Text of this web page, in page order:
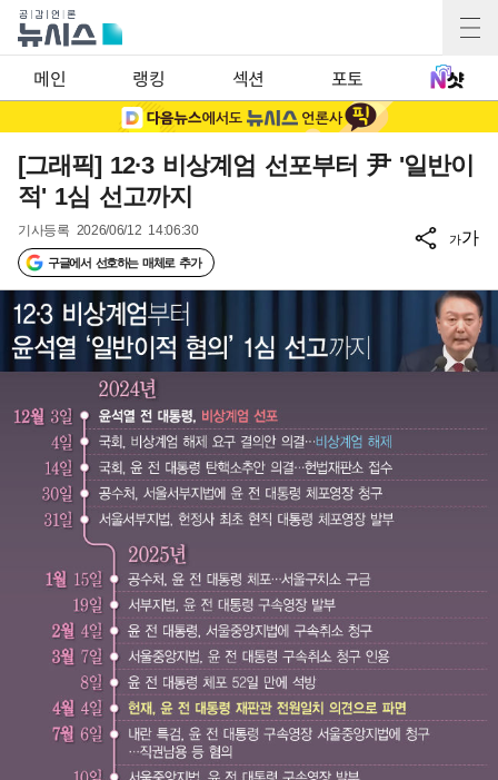
메인 랭킹 섹션 포토
[그래픽] 12·3 비상계엄 선포부터 尹 '일반이
적' 1심 선고까지
기사등록 2026/06/12 14:06:30
구글에서 선호하는 매체로 추가
가가